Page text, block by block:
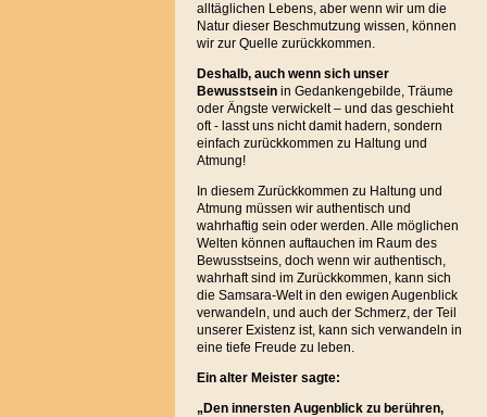
alltäglichen Lebens, aber wenn wir um die
Natur dieser Beschmutzung wissen, können
wir zur Quelle zurückkommen.
Deshalb, auch wenn sich unser
Bewusstseinin Gedankengebilde, Träume
oder Ängste verwickelt – und das geschieht
oft - lasst uns nicht damit hadern, sondern
einfach zurückkommen zu Haltung und
Atmung!
In diesem Zurückkommen zu Haltung und
Atmung müssen wir authentisch und
wahrhaftig sein oder werden. Alle möglichen
Welten können auftauchen im Raum des
Bewusstseins, doch wenn wir authentisch,
wahrhaft sind im Zurückkommen, kann sich
die Samsara-Welt in den ewigen Augenblick
verwandeln, und auch der Schmerz, der Teil
unserer Existenz ist, kann sich verwandeln in
eine tiefe Freude zu leben.
Ein alter Meister sagte:
„Den innersten Augenblick zu berühren,